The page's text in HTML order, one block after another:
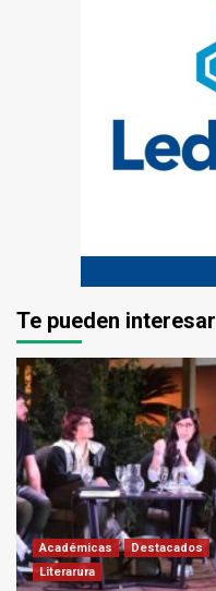
Te pueden interesar
Académicas
Destacados
Literarura